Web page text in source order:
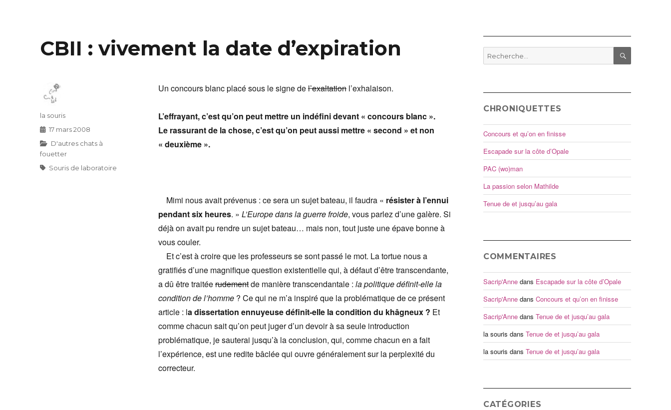
CBII : vivement la date d’expiration
Un concours blanc placé sous le signe del’exaltationl’exhalaison.
L’effrayant, c’est qu’on peut mettre un indéfini devant « concours blanc ».
Le rassurant de la chose, c’est qu’on peut aussi mettre « second » et non
« deuxième ».
Mimi nous avait prévenus : ce sera un sujet bateau, il faudra « résister à l’ennui
pendant six heures. » L’Europe dans la guerre froide, vous parlez d’une galère. Si
déjà on avait pu rendre un sujet bateau… mais non, tout juste une épave bonne à
vous couler.
Et c’est à croire que les professeurs se sont passé le mot. La tortue nous a
gratifiés d’une magnifique question existentielle qui, à défaut d’être transcendante,
a dû être traitéerudementde manière transcendantale : la politique définit-elle la
condition de l’homme ? Ce qui ne m’a inspiré que la problématique de ce présent
article : la dissertation ennuyeuse définit-elle la condition du khâgneux ? Et
comme chacun sait qu’on peut juger d’un devoir à sa seule introduction
problématique, je sauterai jusqu’à la conclusion, qui, comme chacun en a fait
l’expérience, est une redite bâclée qui ouvre généralement sur la perplexité du
correcteur.
Auteur
la souris
Publié
17 mars 2008
Catégories
D'autres chats à
fouetter
Étiquettes
Souris de laboratoire
Recherche
pour
CHRONIQUETTES
Concours et qu’on en finisse
Escapade sur la côte d’Opale
PAC (wo)man
La passion selon Mathilde
Tenue de et jusqu’au gala
COMMENTAIRES
Sacrip'Annedans Escapade sur la côte d’Opale
Sacrip'Annedans Concours et qu’on en finisse
Sacrip'Annedans Tenue de et jusqu’au gala
la souris dans Tenue de et jusqu’au gala
la souris dans Tenue de et jusqu’au gala
CATÉGORIES